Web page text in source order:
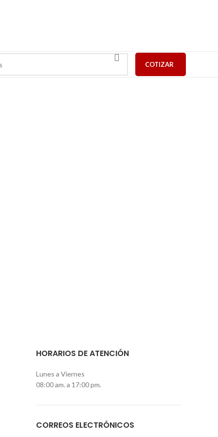
COTIZAR
HORARIOS DE ATENCIÓN
Lunes a Viernes
08:00 am. a 17:00 pm.
CORREOS ELECTRÓNICOS